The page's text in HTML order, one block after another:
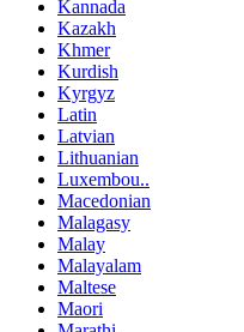
Kannada
Kazakh
Khmer
Kurdish
Kyrgyz
Latin
Latvian
Lithuanian
Luxembou..
Macedonian
Malagasy
Malay
Malayalam
Maltese
Maori